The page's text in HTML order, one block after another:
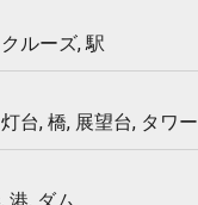
ルーズ, 駅
台, 橋, 展望台, タワー